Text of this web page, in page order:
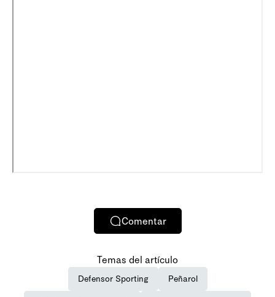
Comentar
Temas del artículo
Defensor Sporting Peñarol